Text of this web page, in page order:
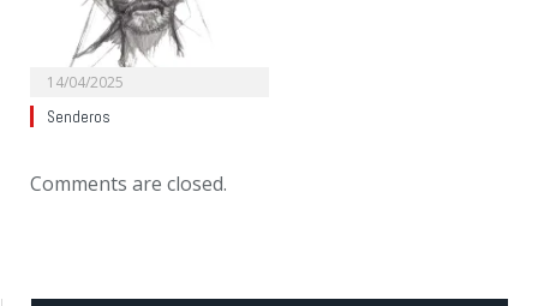
14/04/2025
Senderos
Comments are closed.